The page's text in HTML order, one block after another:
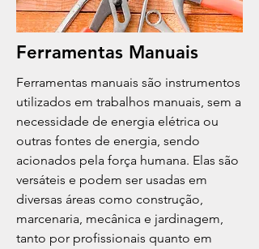
Ferramentas Manuais
Ferramentas manuais são instrumentos
utilizados em trabalhos manuais, sem a
necessidade de energia elétrica ou
outras fontes de energia, sendo
acionados pela força humana. Elas são
versáteis e podem ser usadas em
diversas áreas como construção,
marcenaria, mecânica e jardinagem,
tanto por profissionais quanto em